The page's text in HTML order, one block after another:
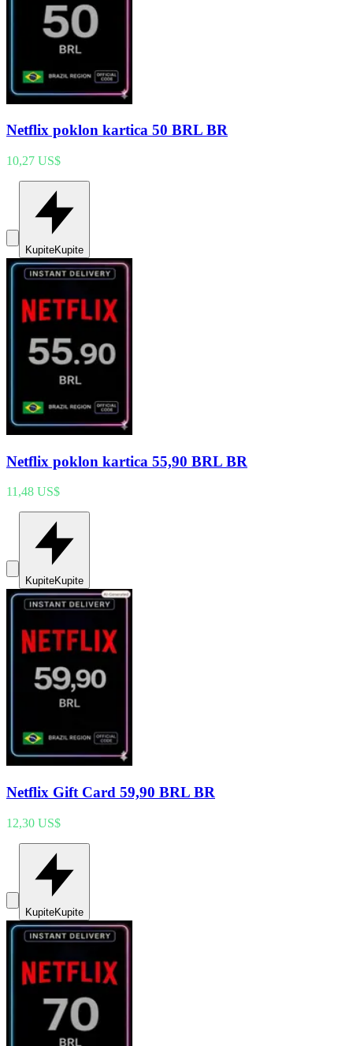
Netflix poklon kartica 50 BRL BR
10,27 US$
KupiteKupite
Netflix poklon kartica 55,90 BRL BR
11,48 US$
KupiteKupite
Netflix Gift Card 59,90 BRL BR
12,30 US$
KupiteKupite